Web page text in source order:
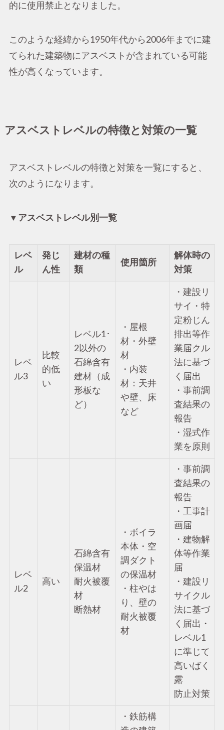
的に使用禁止となりました。
このような経緯から1950年代から2006年までに建
てられた建築物にアスベストが含まれている可能
性が高くなっています。
アスベストレベルの特徴と対策の一覧
アスベストレベルの特徴と対策を一覧にすると、
次のようになります。
▼アスベストレベル別一覧
レベ
ル
発じ
ん性
建材の種
類
使用箇所
解体時の
対策
レベ
ル3
比較
的低
い
レベル1･
2以外の
石綿含有
建材（成
形板な
ど）
・屋根
材・外壁
材
・内装
材：天井
や壁、床
など
・建設リ
サイ・特
定粉じん
排出等作
業届クル
法に基づ
く届出
・事前調
査結果の
報告
・湿式作
業を原則
レベ
ル2
高い
石綿含有
保温材
耐火被覆
材
断熱材
・ボイラ
本体・空
調ダクト
の保温材
・柱やは
り、壁の
耐火被覆
材
・事前調
査結果の
報告
・工事計
画届
・建物解
体等作業
届
・建設リ
サイクル
法に基づ
く届出・
レベル1
に準じて
高いばく
露
防止対策
・鉄筋構